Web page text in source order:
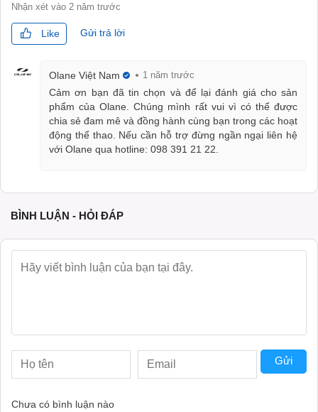
Nhận xét vào 2 năm trước
Like Gửi trả lời
Olane Việt Nam 1 năm trước
Cảm ơn bạn đã tin chọn và để lại đánh giá cho sản
phẩm của Olane. Chúng mình rất vui vì có thể được
chia sẻ đam mê và đồng hành cùng bạn trong các hoạt
động thể thao. Nếu cần hỗ trợ đừng ngần ngại liên hệ
với Olane qua hotline: 098 391 21 22.
BÌNH LUẬN - HỎI ĐÁP
Gửi
Chưa có bình luận nào